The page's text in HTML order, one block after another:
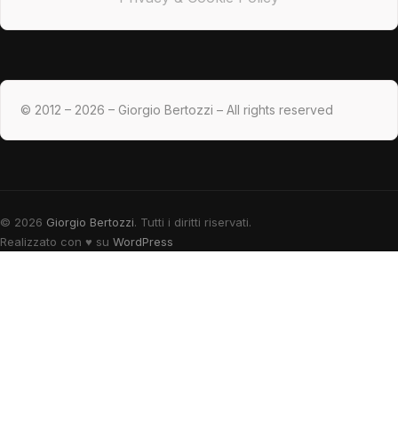
© 2012 – 2026 – Giorgio Bertozzi – All rights reserved
© 2026 Giorgio Bertozzi. Tutti i diritti riservati.
Realizzato con ♥ su WordPress